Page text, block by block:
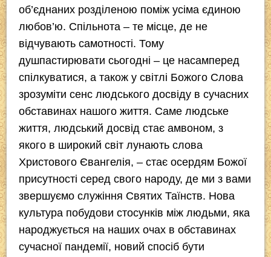
об’єднаних розділеною поміж усіма єдиною
любов’ю. Спільнота – те місце, де не
відчувають самотності. Тому
душпастирювати сьогодні – це насамперед
спілкуватися, а також у світлі Божого Слова
зрозуміти сенс людського досвіду в сучасних
обставинах нашого життя. Саме людське
життя, людський досвід стає амвоном, з
якого в широкий світ лунають слова
Христового Євангелія, – стає осердям Божої
присутності серед свого народу, де ми з вами
звершуємо служіння Святих Таїнств. Нова
культура побудови стосунків між людьми, яка
народжується на наших очах в обставинах
сучасної пандемії, новий спосіб бути